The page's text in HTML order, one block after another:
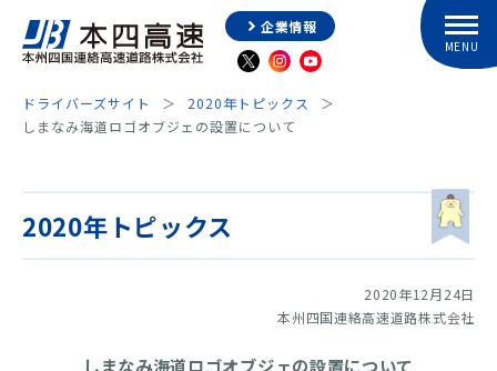
企業情報
ドライバーズサイト
2020年トピックス
しまなみ海道ロゴオブジェの設置について
2020年トピックス
2020年12月24日
本州四国連絡高速道路株式会社
しまなみ海道ロゴオブジェの設置について